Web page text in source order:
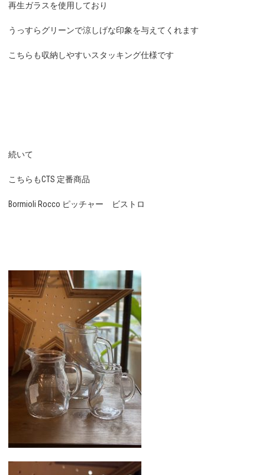
再生ガラスを使用しており
うっすらグリーンで涼しげな印象を与えてくれます
こちらも収納しやすいスタッキング仕様です
続いて
こちらもCTS 定番商品
Bormioli Rocco ピッチャー ビストロ